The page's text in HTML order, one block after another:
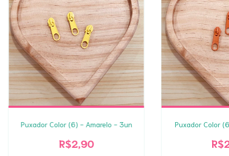
Puxador Color (6) - Amarelo - 3un
R$2,90
Puxador Color